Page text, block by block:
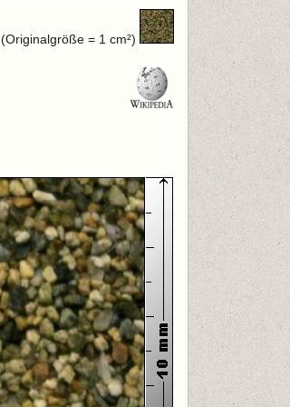
(Originalgröße = 1 cm²)